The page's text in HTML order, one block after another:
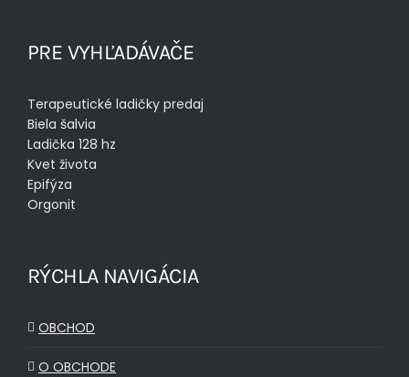
PRE VYHĽADÁVAČE
Terapeutické ladičky predaj
Biela šalvia
Ladička 128 hz
Kvet života
Epifýza
Orgonit
RÝCHLA NAVIGÁCIA
OBCHOD
O OBCHODE